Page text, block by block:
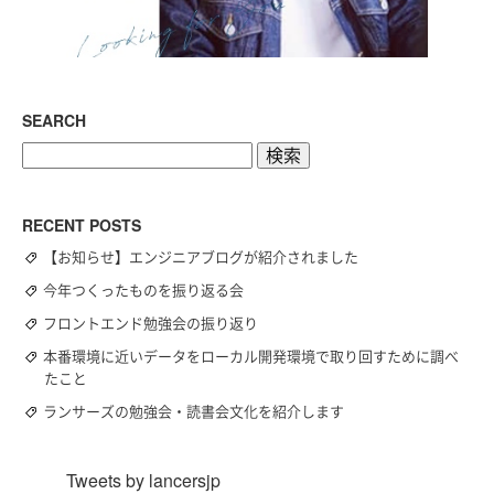
SEARCH
RECENT POSTS
【お知らせ】エンジニアブログが紹介されました
今年つくったものを振り返る会
フロントエンド勉強会の振り返り
本番環境に近いデータをローカル開発環境で取り回すために調べ
たこと
ランサーズの勉強会・読書会文化を紹介します
Tweets by lancersjp